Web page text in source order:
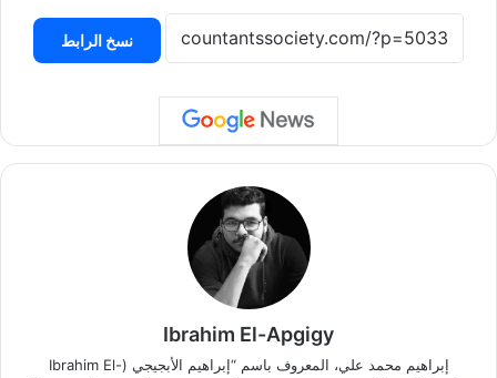
نسخ الرابط
Ibrahim El-Apgigy
إبراهيم محمد علي، المعروف باسم “إبراهيم الأبجيجي (Ibrahim El-